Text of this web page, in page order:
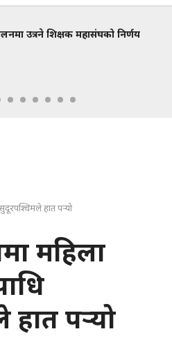
उत्रने शिक्षक महासंघको निर्णय
हात पर्‍यो
महिला
पर्‍यो